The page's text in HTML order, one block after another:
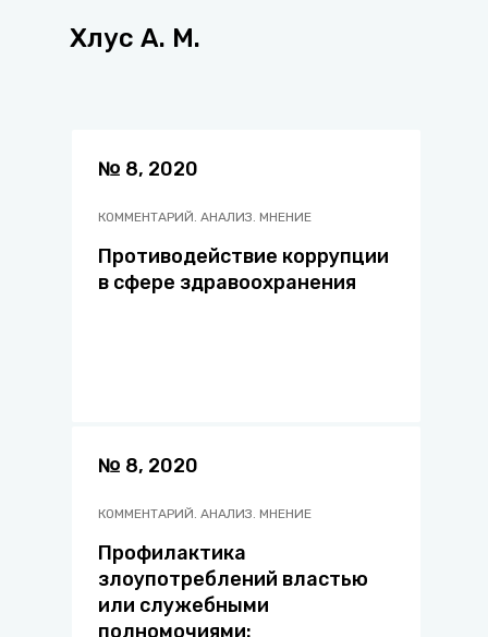
Хлус А. М.
№ 8, 2020
КОММЕНТАРИЙ. АНАЛИЗ. МНЕНИЕ
Противодействие коррупции
в сфере здравоохранения
№ 8, 2020
КОММЕНТАРИЙ. АНАЛИЗ. МНЕНИЕ
Профилактика
злоупотреблений властью
или служебными
полномочиями: